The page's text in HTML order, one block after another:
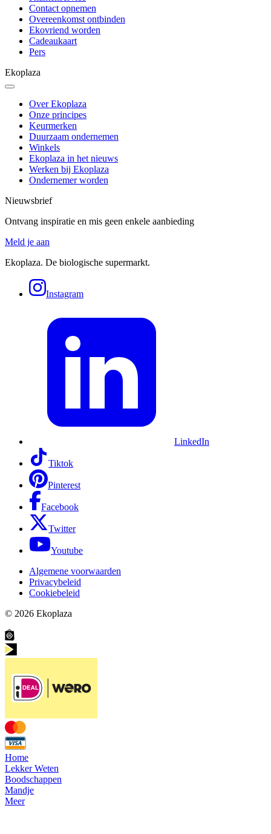
Contact opnemen
Overeenkomst ontbinden
Ekovriend worden
Cadeaukaart
Pers
Ekoplaza
Over Ekoplaza
Onze principes
Keurmerken
Duurzaam ondernemen
Winkels
Ekoplaza in het nieuws
Werken bij Ekoplaza
Ondernemer worden
Nieuwsbrief
Ontvang inspiratie en mis geen enkele aanbieding
Meld je aan
Ekoplaza. De biologische supermarkt.
Instagram
LinkedIn
Tiktok
Pinterest
Facebook
Twitter
Youtube
Algemene voorwaarden
Privacybeleid
Cookiebeleid
© 2026 Ekoplaza
Home
Lekker Weten
Boodschappen
Mandje
Meer